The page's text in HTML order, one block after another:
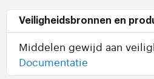
Veiligheidsbronnen en
Middelen gewijd aan
Documentatie